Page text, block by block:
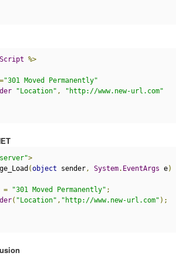
%>
="301 Moved Permanently"
"Location" ,
"http://www.new-url.com"
>
(object sender, System. EventArgs e)
= "301 Moved Permanently" ;
( "Location" , "http://www.new-url.com" );